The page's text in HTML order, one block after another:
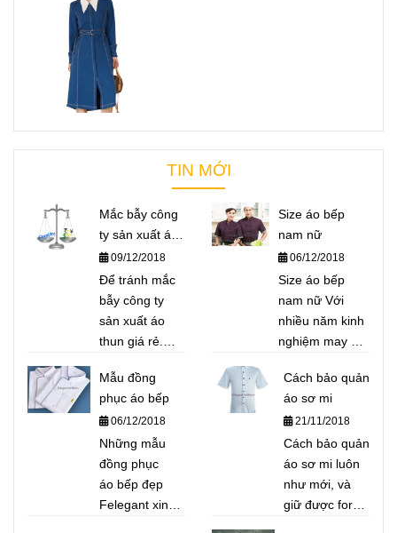
TIN MỚI
Mắc bẫy công
ty sản xuất áo
thun giá rẻ
09/12/2018
Để tránh mắc
bẫy công ty
sản xuất áo
thun giá rẻ.
giới thiệu đến
quý khách một
số bí quyết để
phân biệt áo
thun giá rẻ,
chất lượng
"rởm"
Size áo bếp
nam nữ
06/12/2018
Size áo bếp
nam nữ Với
nhiều năm kinh
nghiệm may áo
hàng Nhật, nhà
hàng Việt, các
trường hướng
nghiệp...Felegant
xin giới thiệu để
quý khách hàng
bộ Size áo bếp
Mẫu đồng
phục áo bếp
06/12/2018
Những mẫu
đồng phục
áo bếp đẹp
Felegant xin
Cách bảo quản
áo sơ mi
21/11/2018
Cách bảo quản
áo sơ mi luôn
như mới, và
giữ được form